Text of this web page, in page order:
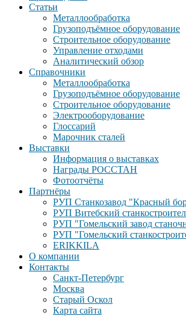
Статьи
Металлообработка
Грузоподъёмное оборудование
Строительное оборудование
Управление отходами
Аналитический обзор
Справочники
Металлообработка
Грузоподъёмное оборудование
Строительное оборудование
Электрооборудование
Глоссарий
Марочник сталей
Выставки
Информация о выставках
Награды РОССТАН
Фотоотчёты
Партнёры
РУП Станкозавод "Красный
РУП Витебский
РУП "Гомельский завод
РУП "Гомельский
ERIKKILA
О компании
Контакты
Санкт-Петербург
Москва
Старый Оскол
Карта сайта